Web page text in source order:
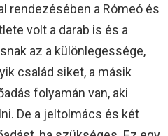
rendezésében a Rómeó és
volt a darab is és a
az a különlegessége,
család siket, a másik
folyamán van, aki
De a jeltolmács és két